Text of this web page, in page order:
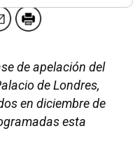
de apelación del
de Londres,
en diciembre de
esta